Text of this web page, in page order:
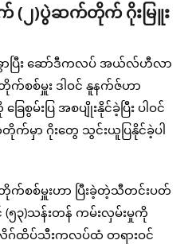
)ပွဲဆက်တိုက် ဂိုးမြူး
ပြီး ဆော်ဒီကလပ် အယ်လ်ဟီလာ
စစ်မှူး ဒါဝင် နူနက်ဇ်ဟာ
မ်းပြ အစပျိုးနိုင်ခဲ့ပြီး ပါဝင်
မှာ ဂိုးတွေ သွင်းယူပြနိုင်ခဲ့ပါ
စစ်မှူးဟာ ပြီးခဲ့တဲ့သီတင်းပတ်
၅၃)သန်းတန် ကမ်းလှမ်းမှုကို
လိဂ်ထိပ်သီးကလပ်ထံ တရားဝင်